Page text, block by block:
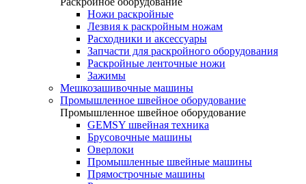
Ножи раскройные
Лезвия к раскройным ножам
Расходники и аксессуары
Запчасти для раскройного оборудования
Раскройные ленточные ножи
Зажимы
Мешкозашивочные машины
Промышленное швейное оборудование
Промышленное швейное оборудование
GEMSY швейная техника
Брусовочные машины
Оверлоки
Промышленные швейные машины
Прямострочные машины